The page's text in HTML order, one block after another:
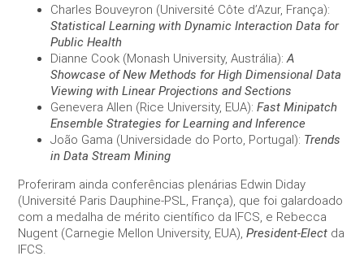
Charles Bouveyron (Université Côte d’Azur, França):
Statistical Learning with Dynamic Interaction Data for
Public Health
Dianne Cook (Monash University, Austrália):A
Showcase of New Methods for High Dimensional Data
Viewing with Linear Projections and Sections
Genevera Allen (Rice University, EUA):Fast Minipatch
Ensemble Strategies for Learning and Inference
João Gama (Universidade do Porto, Portugal): Trends
in Data Stream Mining
Proferiram ainda conferências plenárias Edwin Diday
(Université Paris Dauphine-PSL, França), que foi galardoado
com a medalha de mérito científico da IFCS, e Rebecca
Nugent (Carnegie Mellon University, EUA),President-Elect da
IFCS.
Experience
In order for
our website
to perform
as well as
possible
during your
visit. If you
refuse these
cookies,
some
will
disappear
from the
website.